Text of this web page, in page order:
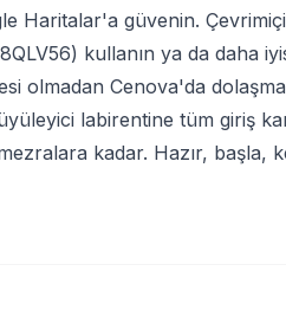
Haritalar'a güvenin.
) kullanın ya da daha
olmadan Cenova'da
labirentine tüm giriş
kadar. Hazır, başla,